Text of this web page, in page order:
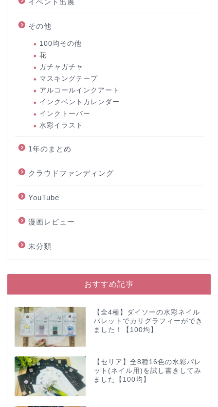
イベント出展
その他
100均その他
花
ガチャガチャ
マスキングテープ
アルコールインクアート
インクベントカレンダー
インクトーバー
水彩イラスト
1年のまとめ
クラウドファンディング
YouTube
漫画レビュー
未分類
おすすめ記事
【全4種】ダイソーの水彩ネイル
パレットでカリグラフィーができ
ました！【100均】
【セリア】全8種16色の水彩パレ
ット(ネイル用)を試し書きしてみ
ました【100均】